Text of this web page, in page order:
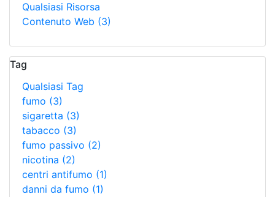
Qualsiasi Risorsa
Contenuto Web (3)
Tag
Qualsiasi Tag
fumo (3)
sigaretta (3)
tabacco (3)
fumo passivo (2)
nicotina (2)
centri antifumo (1)
danni da fumo (1)